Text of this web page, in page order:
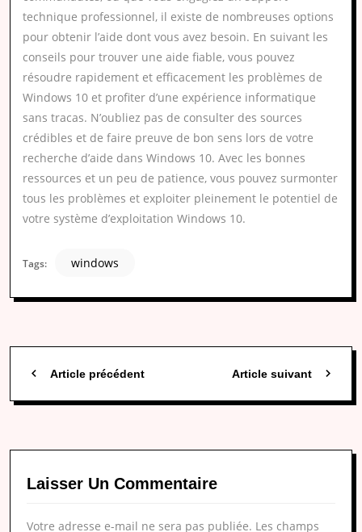
technique professionnel, il existe de nombreuses options
pour obtenir l’aide dont vous avez besoin. En suivant les
conseils pour trouver une aide fiable, vous pouvez
résoudre rapidement et efficacement les problèmes de
Windows 10 et profiter d’une expérience informatique
sans tracas. N’oubliez pas de consulter des sources
crédibles et de faire preuve de bon sens lors de votre
recherche d’aide dans Windows 10. Avec les bonnes
ressources et un peu de patience, vous pouvez surmonter
tous les problèmes et exploiter pleinement le potentiel de
votre système d’exploitation Windows 10.
Tags: windows
Article précédent Article suivant
Laisser Un Commentaire
Votre adresse e-mail ne sera pas publiée. Les champs